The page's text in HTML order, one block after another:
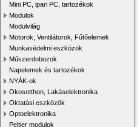
Mini PC, ipari PC, tartozékok
Modulok
Modulvilág
Motorok, Ventilátorok, Fűtőelemek
Munkavédelmi eszközök
Műszerdobozok
Napelemek és tartozékok
NYÁK-ok
Okosotthon, Lakáselektronika
Oktatási eszközök
Optoelektronika
Peltier modulok